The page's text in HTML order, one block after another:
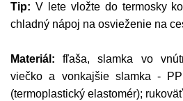
Tip: V lete vložte do termosky
chladný nápoj na osvieženie na
Materiál: fľaša, slamka vo
viečko a vonkajšie slamka -
(termoplastický elastomér);